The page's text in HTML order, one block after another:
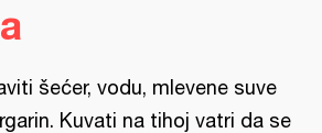
šećer, vodu, mlevene suve
Kuvati na tihoj vatri da se